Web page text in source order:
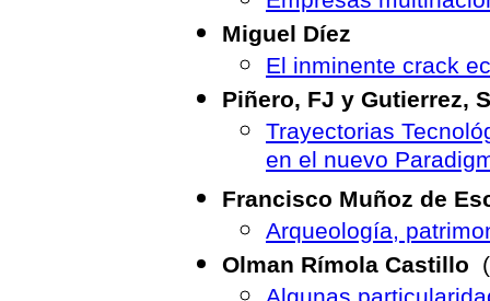
Miguel Díez
El inminente crack
Piñero, FJ y Gutierrez,
Trayectorias
en el nuevo
Francisco Muñoz de
Arqueología,
Olman Rímola Castillo (